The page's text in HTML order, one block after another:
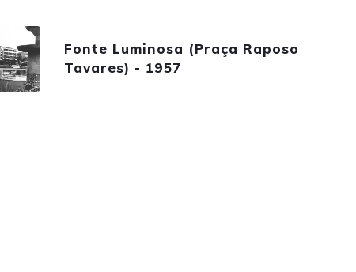
Fonte Luminosa (Praça Raposo
Tavares) - 1957